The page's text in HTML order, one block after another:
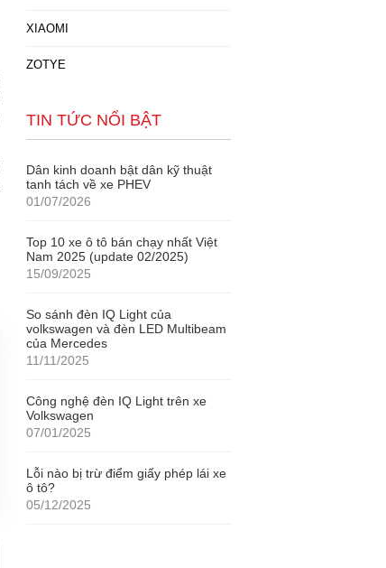
XIAOMI
ZOTYE
TIN TỨC NỔI BẬT
Dân kinh doanh bật dân kỹ thuật
tanh tách về xe PHEV
01/07/2026
Top 10 xe ô tô bán chạy nhất Việt
Nam 2025 (update 02/2025)
15/09/2025
So sánh đèn IQ Light của
volkswagen và đèn LED Multibeam
của Mercedes
11/11/2025
Công nghệ đèn IQ Light trên xe
Volkswagen
07/01/2025
Lỗi nào bị trừ điểm giấy phép lái xe
ô tô?
05/12/2025